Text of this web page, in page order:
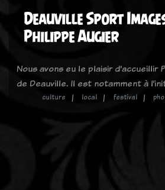
Deauville Sport
Philippe Augier
Nous avons eu le plaisir d'accueillir
de Deauville. Il est notamment à
culture local festival